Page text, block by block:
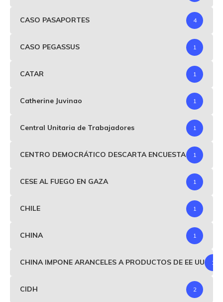
CASO PASAPORTES 4
CASO PEGASSUS 1
CATAR 1
Catherine Juvinao 1
Central Unitaria de Trabajadores 1
CENTRO DEMOCRÁTICO DESCARTA ENCUESTA 1
CESE AL FUEGO EN GAZA 1
CHILE 1
CHINA 1
CHINA IMPONE ARANCELES A PRODUCTOS DE EE UU 1
CIDH 2